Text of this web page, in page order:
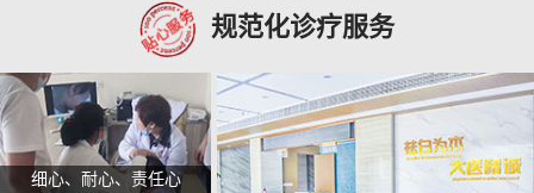
规范化诊疗服务
细心、耐心、责任心